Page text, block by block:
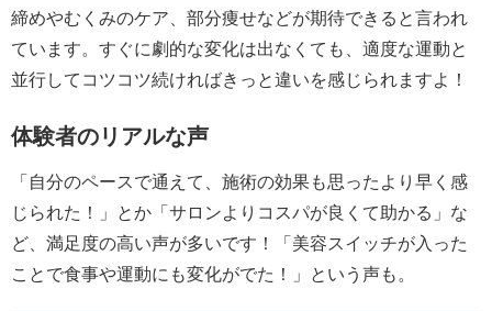
締めやむくみのケア、部分痩せなどが期待できると言われ
ています。すぐに劇的な変化は出なくても、適度な運動と
並行してコツコツ続ければきっと違いを感じられますよ！
体験者のリアルな声
「自分のペースで通えて、施術の効果も思ったより早く感
じられた！」とか「サロンよりコスパが良くて助かる」な
ど、満足度の高い声が多いです！「美容スイッチが入った
ことで食事や運動にも変化がでた！」という声も。